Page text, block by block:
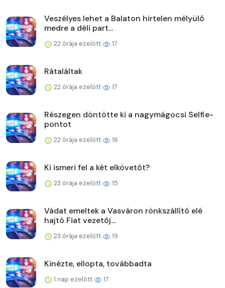
Veszélyes lehet a Balaton hirtelen mélyülő
medre a déli part...
22 órája ezelőtt 17
Rátaláltak
22 órája ezelőtt 17
Részegen döntötte ki a nagymágocsi Selfie-
pontot
22 órája ezelőtt 16
Ki ismeri fel a két elkövetőt?
23 órája ezelőtt 15
Vádat emeltek a Vasváron rönkszállító elé
hajtó Fiat vezetőj...
23 órája ezelőtt 19
Kinézte, ellopta, továbbadta
1 nap ezelőtt 17